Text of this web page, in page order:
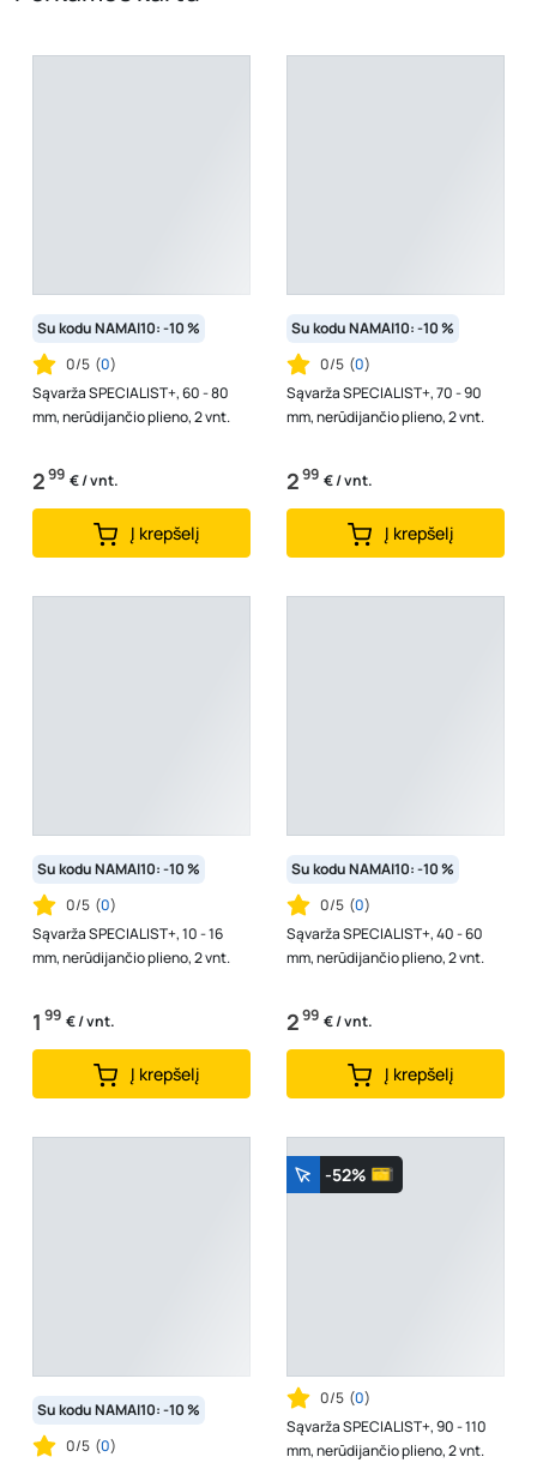
Su kodu NAMAI10: -10 %
0/5 (0)
Sąvarža SPECIALIST+, 60 - 80
mm, nerūdijančio plieno, 2 vnt.
299 € / vnt.
Į krepšelį
Su kodu NAMAI10: -10 %
0/5 (0)
Sąvarža SPECIALIST+, 70 - 90
mm, nerūdijančio plieno, 2 vnt.
299 € / vnt.
Į krepšelį
Su kodu NAMAI10: -10 %
0/5 (0)
Sąvarža SPECIALIST+, 10 - 16
mm, nerūdijančio plieno, 2 vnt.
1 99 € / vnt.
Į krepšelį
Su kodu NAMAI10: -10 %
0/5 (0)
Sąvarža SPECIALIST+, 40 - 60
mm, nerūdijančio plieno, 2 vnt.
299 € / vnt.
Į krepšelį
Su kodu NAMAI10: -10 %
0/5 (0)
-52%
0/5 (0)
Sąvarža SPECIALIST+, 90 - 110
mm, nerūdijančio plieno, 2 vnt.